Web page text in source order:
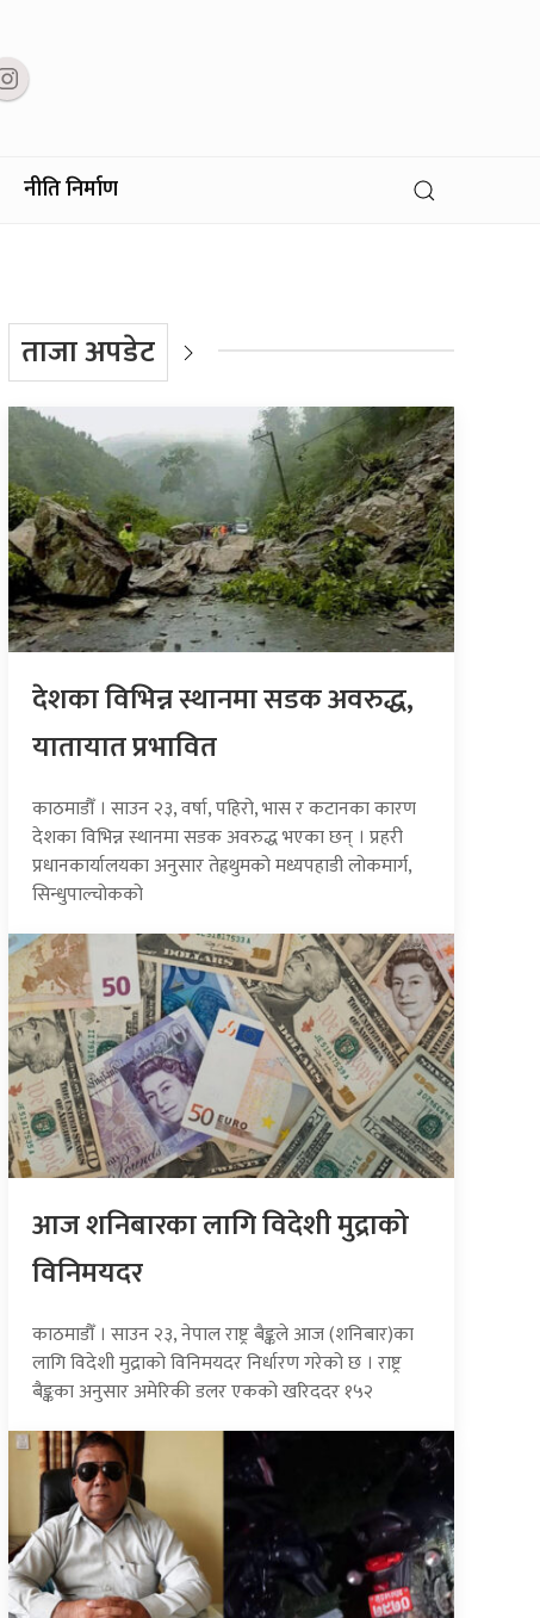
नीति निर्माण
ताजा अपडेट
देशका विभिन्न स्थानमा सडक अवरुद्ध,
यातायात प्रभावित
काठमाडौँ । साउन २३, वर्षा, पहिरो, भास र कटानका कारण
देशका विभिन्न स्थानमा सडक अवरुद्ध भएका छन् । प्रहरी
प्रधानकार्यालयका अनुसार तेह्रथुमको मध्यपहाडी लोकमार्ग,
सिन्धुपाल्चोकको
आज शनिबारका लागि विदेशी मुद्राको
विनिमयदर
काठमाडौँ । साउन २३, नेपाल राष्ट्र बैङ्कले आज (शनिबार)का
लागि विदेशी मुद्राको विनिमयदर निर्धारण गरेको छ । राष्ट्र
बैङ्कका अनुसार अमेरिकी डलर एकको खरिददर १५२